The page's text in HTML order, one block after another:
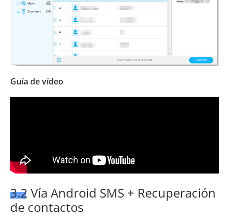
Guía de vídeo
3.2 Vía Android SMS + Recuperación
de contactos